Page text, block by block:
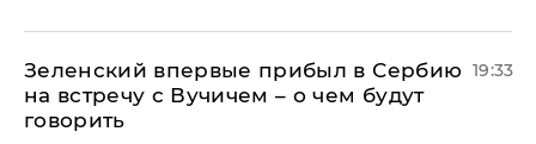
Зеленский впервые прибыл в Сербию
на встречу с Вучичем – о чем будут
говорить
19:33